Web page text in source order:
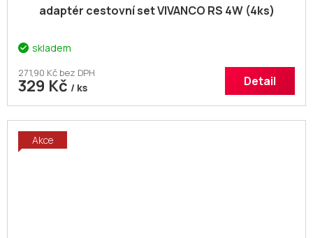
adaptér cestovní set VIVANCO RS 4W (4ks)
skladem
271,90 Kč bez DPH
329 Kč / ks Detail
Akce